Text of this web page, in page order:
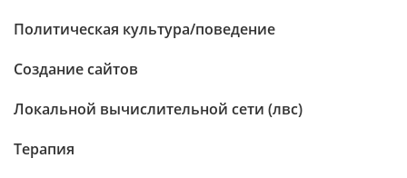
Политическая культура/поведение
Создание сайтов
Локальной вычислительной сети (лвс)
Терапия